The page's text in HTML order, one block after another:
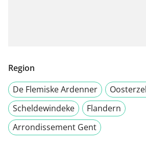
Region
De Flemiske Ardenner
Scheldewindeke
Flandern
Arrondissement Gent